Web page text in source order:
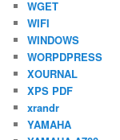
WGET
WIFI
WINDOWS
WORPDPRESS
XOURNAL
XPS PDF
xrandr
YAMAHA